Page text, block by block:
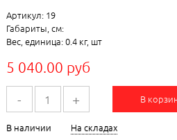
Артикул: 19
Габариты, см:
Вес, единица: 0.4 кг, шт
5 040.00 руб
- + В
В наличии На складах